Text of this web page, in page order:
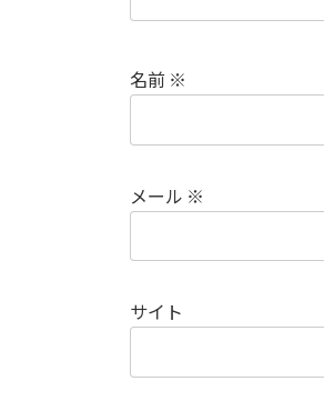
名前 ※
メール ※
サイト